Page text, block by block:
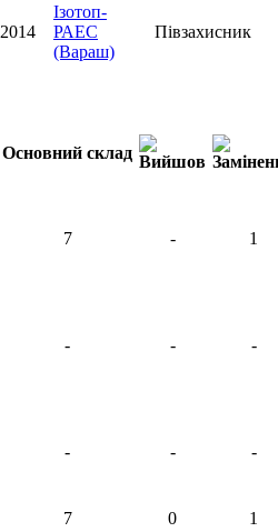
2014
Ізотоп-
РАЕС
(Вараш)
Півзахисник
Основний склад
7 - 1
- - -
- - -
7 0
1